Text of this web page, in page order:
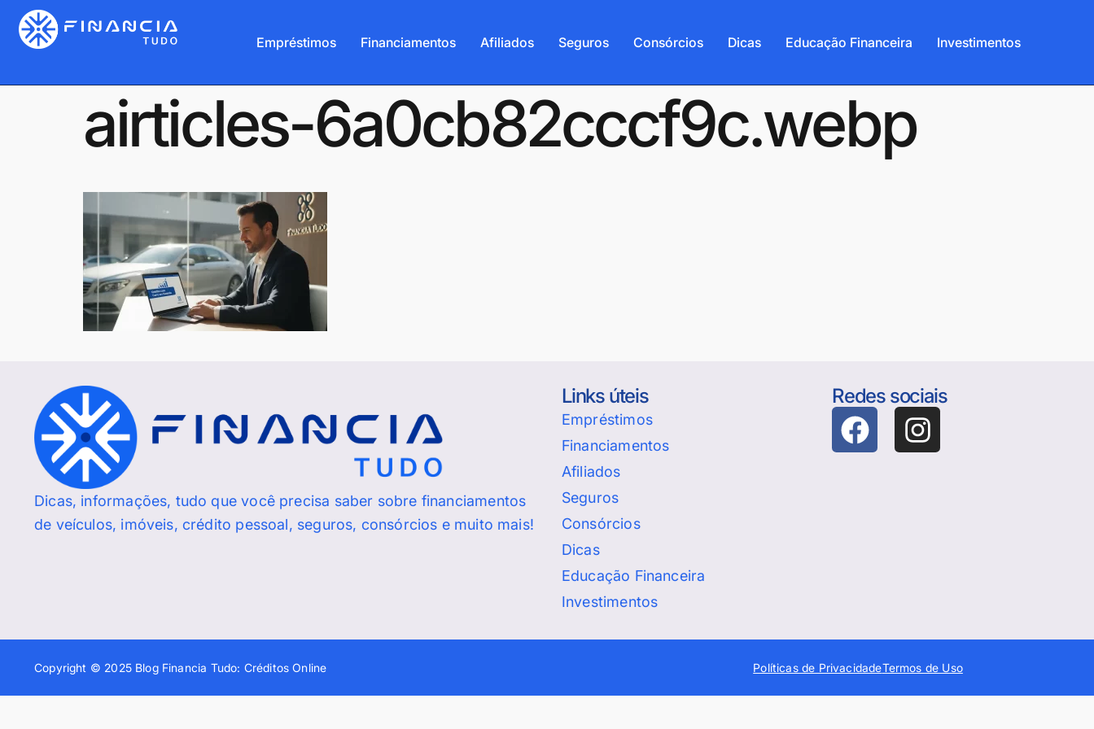
Empréstimos Financiamentos Afiliados Seguros Consórcios Dicas Educação Financeira Investimentos
airticles-6a0cb82cccf9c.webp
Dicas, informações, tudo que você precisa saber sobre financiamentos
de veículos, imóveis, crédito pessoal, seguros, consórcios e muito mais!
Links úteis
Empréstimos
Financiamentos
Afiliados
Seguros
Consórcios
Dicas
Educação Financeira
Investimentos
Redes sociais
Copyright © 2025 Blog Financia Tudo: Créditos Online Políticas de PrivacidadeTermos de Uso